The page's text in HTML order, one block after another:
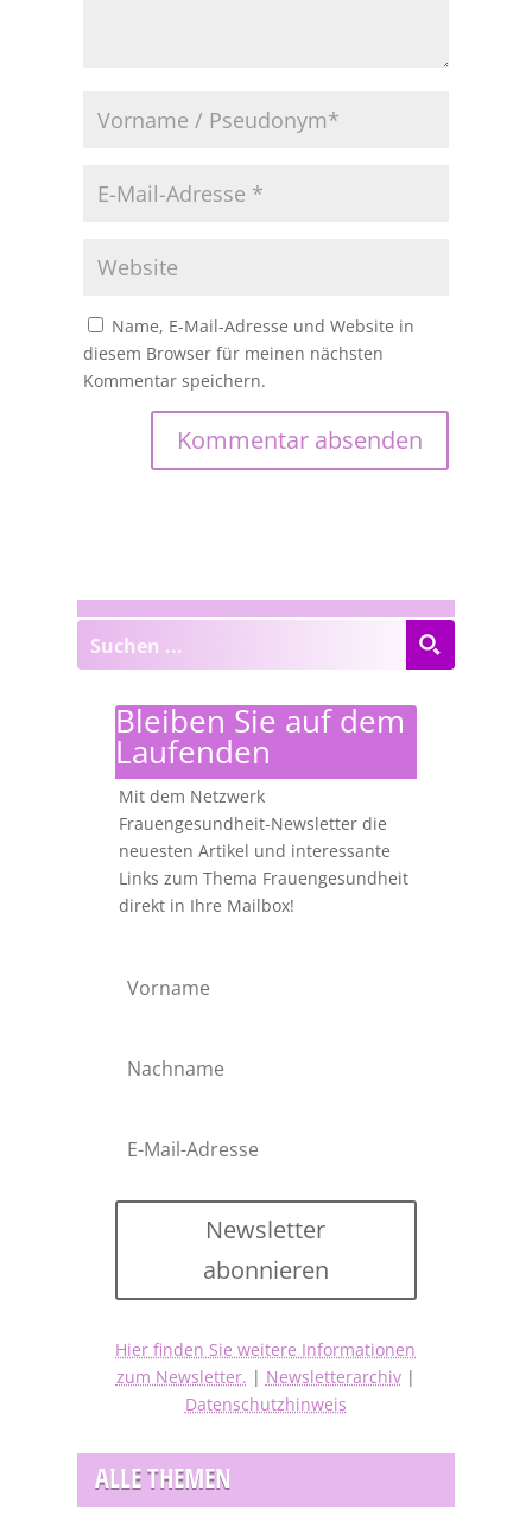
Name, E-Mail-Adresse und Website in
diesem Browser für meinen nächsten
Kommentar speichern.
Bleiben Sie auf dem
Laufenden
Mit dem Netzwerk
Frauengesundheit-Newsletter die
neuesten Artikel und interessante
Links zum Thema Frauengesundheit
direkt in Ihre Mailbox!
Newsletter
abonnieren
Hier finden Sie weitere Informationen
zum Newsletter. | Newsletterarchiv|
Datenschutzhinweis
ALLE THEMEN